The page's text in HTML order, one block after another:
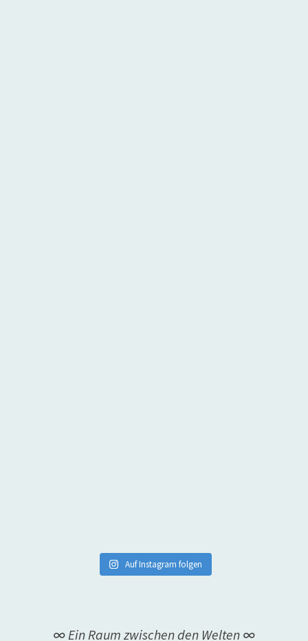
Auf Instagram folgen
∞ Ein Raum zwischen den Welten ∞